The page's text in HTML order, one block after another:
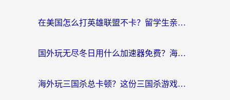
在美国怎么打英雄联盟不卡？留学生亲测的国服游戏加速全攻略
国外玩无尽冬日用什么加速器免费？海外党国服游戏加速避坑指南
海外玩三国杀总卡顿？这份三国杀游戏加速器指南帮你告别延迟烦恼